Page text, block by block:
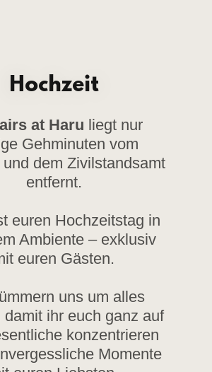
Hochzeit
at Haru liegt nur
Gehminuten vom
dem Zivilstandsamt
entfernt.
euren Hochzeitstag in
Ambiente – exklusiv
euren Gästen.
uns um alles
damit ihr euch ganz auf
konzentrieren
Momente